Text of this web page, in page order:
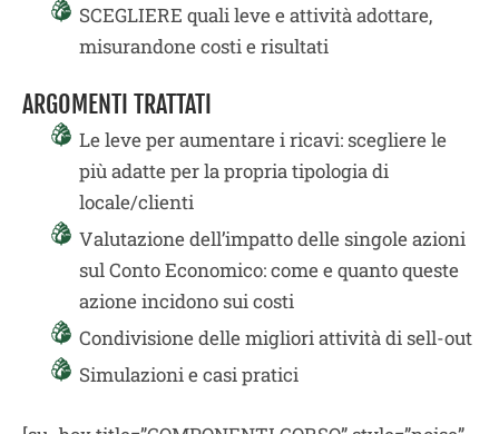
SCEGLIERE quali leve e attività adottare,
misurandone costi e risultati
ARGOMENTI TRATTATI
Le leve per aumentare i ricavi: scegliere le
più adatte per la propria tipologia di
locale/clienti
Valutazione dell’impatto delle singole azioni
sul Conto Economico: come e quanto queste
azione incidono sui costi
Condivisione delle migliori attività di sell-out
Simulazioni e casi pratici